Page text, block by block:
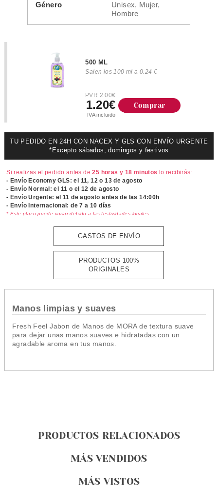
Género
Unisex, Mujer,
Hombre
500 ML
Salen los 100 ml a 0.24 €
PVR 2.00€
1.20€
IVA incluido
Comprar
TU PEDIDO EN 24H CON NACEX Y GLS CON ENVÍO URGENTE
*Excepto sábados, domingos y festivos
Si realizas el pedido antes de25 horas y 18 minutos lo recibirás:
- Envío Economy GLS: el 11, 12 o 13 de agosto
- Envío Normal: el 11 o el 12 de agosto
- Envío Urgente: el11 de agosto antes de las 14:00h
- Envío Internacional: de 7 a 10 días
* Este plazo puede variar debido a las festividades locales
GASTOS DE ENVÍO
PRODUCTOS 100%
ORIGINALES
Manos limpias y suaves
Fresh Feel Jabon de Manos de MORA de textura suave
para dejar unas manos suaves e hidratadas con un
agradable aroma en tus manos.
PRODUCTOS RELACIONADOS
MÁS VENDIDOS
MÁS VISTOS